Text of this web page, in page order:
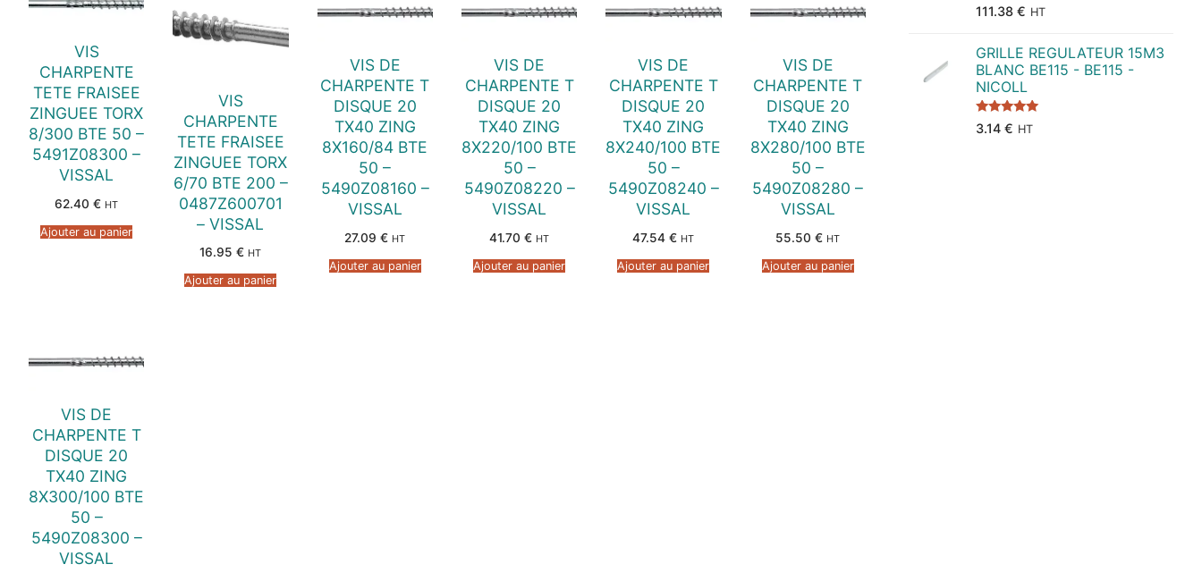
VIS
CHARPENTE
TETE FRAISEE
ZINGUEE TORX
8/300 BTE 50 –
5491Z08300 –
VISSAL
62.40€ HT
Ajouter au panier
VIS
CHARPENTE
TETE FRAISEE
ZINGUEE TORX
6/70 BTE 200 –
0487Z600701
– VISSAL
16.95€ HT
Ajouter au panier
VIS DE
CHARPENTE T
DISQUE 20
TX40 ZING
8X160/84 BTE
50 –
5490Z08160 –
VISSAL
27.09€ HT
Ajouter au panier
VIS DE
CHARPENTE T
DISQUE 20
TX40 ZING
8X220/100 BTE
50 –
5490Z08220 –
VISSAL
41.70€ HT
Ajouter au panier
VIS DE
CHARPENTE T
DISQUE 20
TX40 ZING
8X240/100 BTE
50 –
5490Z08240 –
VISSAL
47.54€ HT
Ajouter au panier
VIS DE
CHARPENTE T
DISQUE 20
TX40 ZING
8X280/100 BTE
50 –
5490Z08280 –
VISSAL
55.50€ HT
Ajouter au panier
VIS DE
CHARPENTE T
DISQUE 20
TX40 ZING
8X300/100 BTE
50 –
5490Z08300 –
VISSAL
Note5.00
sur 5
111.38 € HT
GRILLE REGULATEUR 15M3
BLANC BE115 - BE115 -
NICOLL
Note 5.00
sur 5
3.14 € HT